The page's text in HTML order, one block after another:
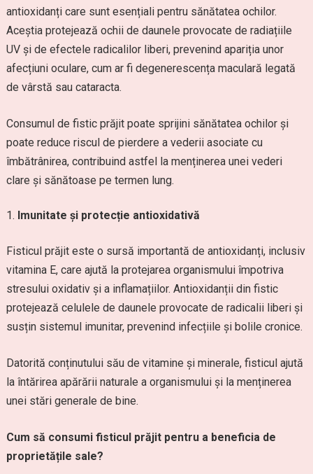
antioxidanți care sunt esențiali pentru sănătatea ochilor.
Aceștia protejează ochii de daunele provocate de radiațiile
UV și de efectele radicalilor liberi, prevenind apariția unor
afecțiuni oculare, cum ar fi degenerescența maculară legată
de vârstă sau cataracta.
Consumul de fistic prăjit poate sprijini sănătatea ochilor și
poate reduce riscul de pierdere a vederii asociate cu
îmbătrânirea, contribuind astfel la menținerea unei vederi
clare și sănătoase pe termen lung.
Imunitate și protecție antioxidativă
Fisticul prăjit este o sursă importantă de antioxidanți, inclusiv
vitamina E, care ajută la protejarea organismului împotriva
stresului oxidativ și a inflamațiilor. Antioxidanții din fistic
protejează celulele de daunele provocate de radicalii liberi și
susțin sistemul imunitar, prevenind infecțiile și bolile cronice.
Datorită conținutului său de vitamine și minerale, fisticul ajută
la întărirea apărării naturale a organismului și la menținerea
unei stări generale de bine.
Cum să consumi fisticul prăjit pentru a beneficia de
proprietățile sale?